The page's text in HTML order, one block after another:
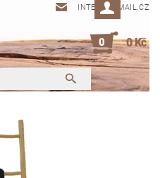
INTEAK@EMAIL.CZ
0 0 Kč